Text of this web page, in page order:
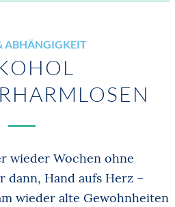
ABHÄNGIGKEIT
wieder Wochen ohne
dann, Hand aufs Herz –
wieder alte Gewohnheiten